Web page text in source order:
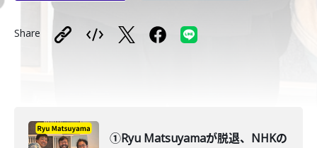
Share
①Ryu Matsuyamaが脱退、NHKの